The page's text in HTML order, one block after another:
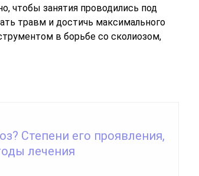
чтобы занятия проводились под
травм и достичь максимального
в борьбе со сколиозом,
Степени его проявления,
лечения